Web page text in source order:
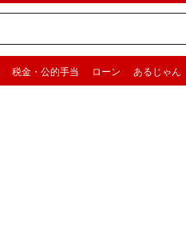
税金・公的手当 ローン あるじゃん